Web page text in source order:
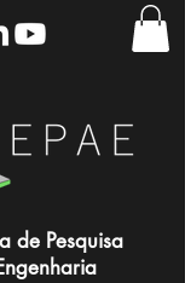
de Pesquisa